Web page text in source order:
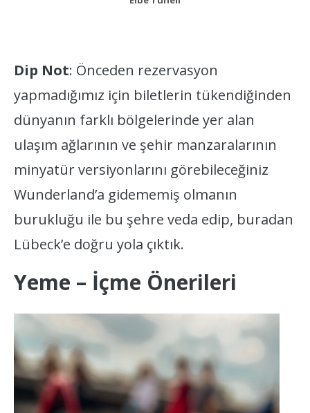
Dip Not: Önceden rezervasyon
yapmadığımız için biletlerin tükendiğinden
dünyanın farklı bölgelerinde yer alan
ulaşım ağlarının ve şehir manzaralarının
minyatür versiyonlarını görebileceğiniz
Wunderland’a gidememiş olmanın
burukluğu ile bu şehre veda edip, buradan
Lübeck’e doğru yola çıktık.
Yeme – İçme Önerileri